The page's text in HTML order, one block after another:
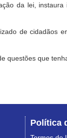
da lei,
de cidadãos
questões que
Política